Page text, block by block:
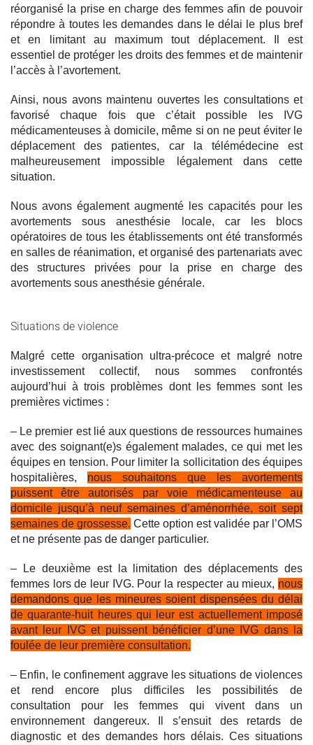
réorganisé la prise en charge des femmes afin de pouvoir
répondre à toutes les demandes dans le délai le plus bref
et en limitant au maximum tout déplacement. Il est
essentiel de protéger les droits des femmes et de maintenir
l’accès à l’avortement.
Ainsi, nous avons maintenu ouvertes les consultations et
favorisé chaque fois que c’était possible les IVG
médicamenteuses à domicile, même si on ne peut éviter le
déplacement des patientes, car la télémédecine est
malheureusement impossible légalement dans cette
situation.
Nous avons également augmenté les capacités pour les
avortements sous anesthésie locale, car les blocs
opératoires de tous les établissements ont été transformés
en salles de réanimation, et organisé des partenariats avec
des structures privées pour la prise en charge des
avortements sous anesthésie générale.
Situations de violence
Malgré cette organisation ultra-précoce et malgré notre
investissement collectif, nous sommes confrontés
aujourd’hui à trois problèmes dont les femmes sont les
premières victimes :
– Le premier est lié aux questions de ressources humaines
avec des soignant(e)s également malades, ce qui met les
équipes en tension. Pour limiter la sollicitation des équipes
hospitalières, nous souhaitons que les avortements
puissent être autorisés par voie médicamenteuse au
domicile jusqu’à neuf semaines d’aménorrhée, soit sept
semaines de grossesse. Cette option est validée par l’OMS
et ne présente pas de danger particulier.
– Le deuxième est la limitation des déplacements des
femmes lors de leur IVG. Pour la respecter au mieux, nous
demandons que les mineures soient dispensées du délai
de quarante-huit heures qui leur est actuellement imposé
avant leur IVG et puissent bénéficier d’une IVG dans la
foulée de leur première consultation.
– Enfin, le confinement aggrave les situations de violences
et rend encore plus difficiles les possibilités de
consultation pour les femmes qui vivent dans un
environnement dangereux. Il s’ensuit des retards de
diagnostic et des demandes hors délais. Ces situations